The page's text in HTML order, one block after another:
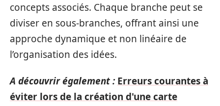
concepts associés. Chaque branche peut se
diviser en sous-branches, offrant ainsi une
approche dynamique et non linéaire de
l’organisation des idées.
A découvrir également : Erreurs courantes à
éviter lors de la création d'une carte